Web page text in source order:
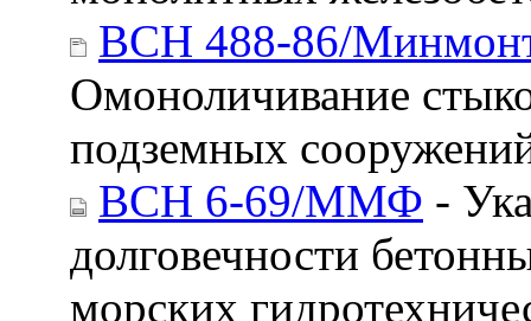
ВСН 488-86/
Омоноличивание
подземных
ВСН 6-69/ММФ -
долговечности
морских